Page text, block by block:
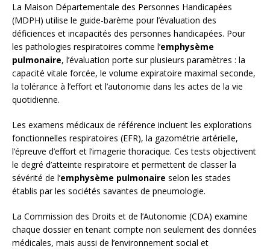
La Maison Départementale des Personnes Handicapées
(MDPH) utilise le guide-barème pour l’évaluation des
déficiences et incapacités des personnes handicapées. Pour
les pathologies respiratoires comme l’emphysème
pulmonaire, l’évaluation porte sur plusieurs paramètres : la
capacité vitale forcée, le volume expiratoire maximal seconde,
la tolérance à l’effort et l’autonomie dans les actes de la vie
quotidienne.
Les examens médicaux de référence incluent les explorations
fonctionnelles respiratoires (EFR), la gazométrie artérielle,
l’épreuve d’effort et l’imagerie thoracique. Ces tests objectivent
le degré d’atteinte respiratoire et permettent de classer la
sévérité de l’emphysème pulmonaire selon les stades
établis par les sociétés savantes de pneumologie.
La Commission des Droits et de l’Autonomie (CDA) examine
chaque dossier en tenant compte non seulement des données
médicales, mais aussi de l’environnement social et